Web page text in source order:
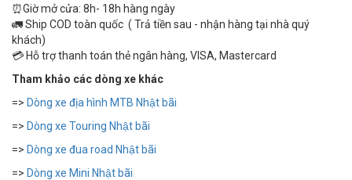
⏰Giờ mở cửa: 8h- 18h hàng ngày
🚛 Ship COD toàn quốc ( Trả tiền sau - nhận hàng tại nhà quý
khách)
💳 Hỗ trợ thanh toán thẻ ngân hàng, VISA, Mastercard
Tham khảo các dòng xe khác
=> Dòng xe địa hình MTB Nhật bãi
=> Dòng xe Touring Nhật bãi
=> Dòng xe đua road Nhật bãi
=> Dòng xe Mini Nhật bãi